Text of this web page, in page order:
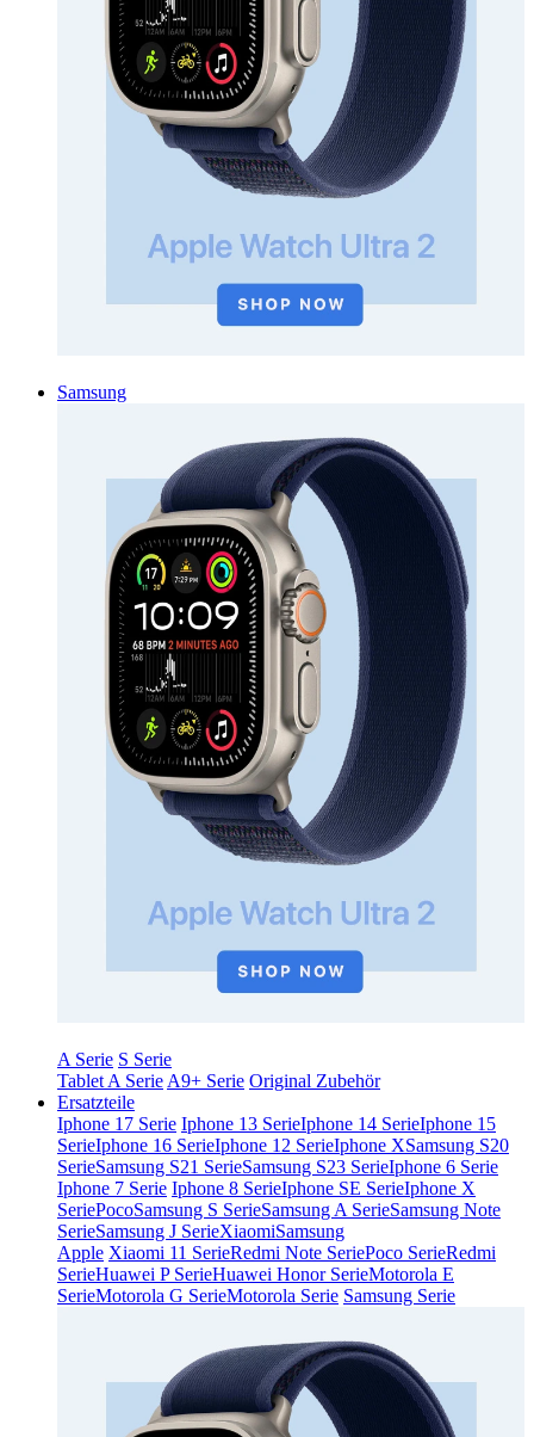
Samsung
A Serie S Serie
Tablet A Serie A9+ Serie Original Zubehör
Ersatzteile
Iphone 17 Serie Iphone 13 SerieIphone 14 SerieIphone 15
SerieIphone 16 SerieIphone 12 SerieIphone XSamsung S20
SerieSamsung S21 SerieSamsung S23 SerieIphone 6 Serie
Iphone 7 Serie Iphone 8 SerieIphone SE SerieIphone X
SeriePocoSamsung S SerieSamsung A SerieSamsung Note
SerieSamsung J SerieXiaomiSamsung
Apple Xiaomi 11 SerieRedmi Note SeriePoco SerieRedmi
SerieHuawei P SerieHuawei Honor SerieMotorola E
SerieMotorola G SerieMotorola Serie Samsung Serie